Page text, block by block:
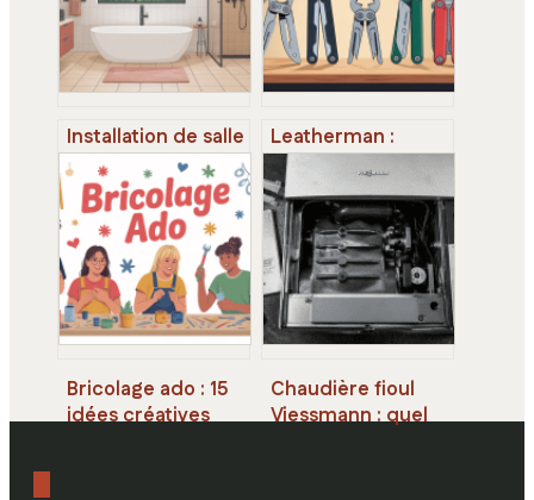
Installation de salle
de bain : étapes,
prix et pièges à
éviter
Leatherman :
comment choisir
et utiliser le bon
modèle au
quotidien
Bricolage ado : 15
idées créatives
Chaudière fioul
Viessmann : quel